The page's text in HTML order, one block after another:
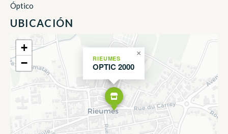
Óptico
UBICACIÓN
RIEUMES
OPTIC 2000
×
+
−